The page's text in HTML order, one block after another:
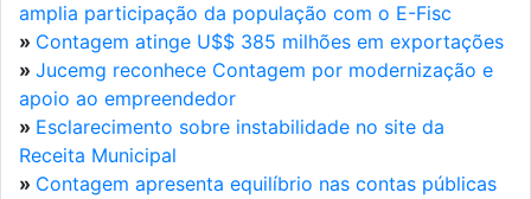
amplia participação da população com o E-Fisc
» Contagem atinge U$$ 385 milhões em exportações
» Jucemg reconhece Contagem por modernização e
apoio ao empreendedor
» Esclarecimento sobre instabilidade no site da
Receita Municipal
» Contagem apresenta equilíbrio nas contas públicas